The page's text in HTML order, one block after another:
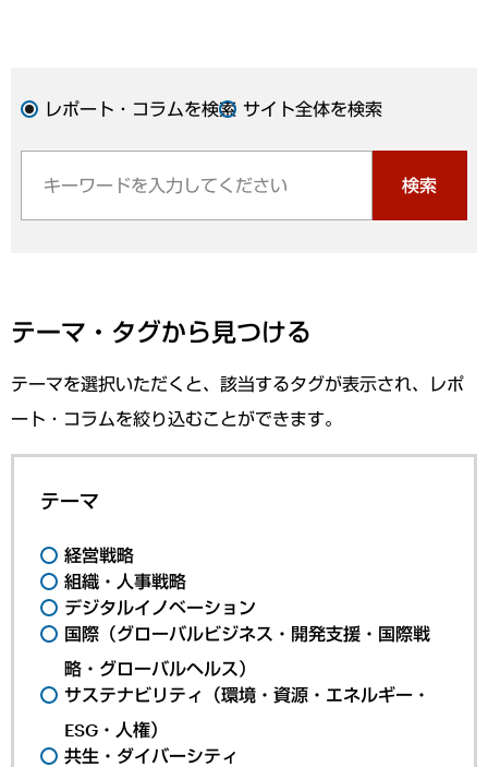
レポート・コラムを検索 サイト全体を検索
検索
テーマ・タグから見つける
テーマを選択いただくと、該当するタグが表示され、レポ
ート・コラムを絞り込むことができます。
テーマ
経営戦略
組織・人事戦略
デジタルイノベーション
国際（グローバルビジネス・開発支援・国際戦
略・グローバルヘルス）
サステナビリティ（環境・資源・エネルギー・
ESG・人権）
共生・ダイバーシティ